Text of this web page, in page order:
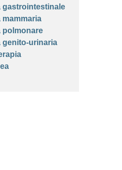
gastrointestinale
mammaria
polmonare
genito-urinaria